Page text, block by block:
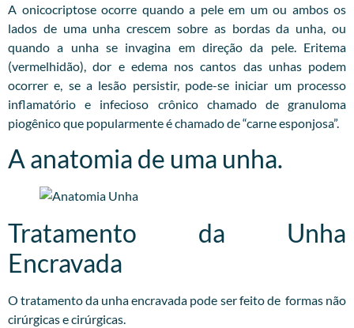
A onicocriptose ocorre quando a pele em um ou ambos os
lados de uma unha crescem sobre as bordas da unha, ou
quando a unha se invagina em direção da pele. Eritema
(vermelhidão), dor e edema nos cantos das unhas podem
ocorrer e, se a lesão persistir, pode-se iniciar um processo
inflamatório e infecioso crônico chamado de granuloma
piogênico que popularmente é chamado de “carne esponjosa”.
A anatomia de uma unha.
Tratamento da Unha
Encravada
O tratamento da unha encravada pode ser feito de formas não
cirúrgicas e cirúrgicas.